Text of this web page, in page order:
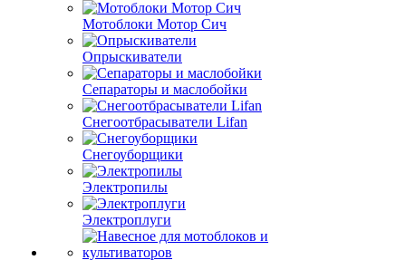
Мотоблоки Мотор Сич
Опрыскиватели
Сепараторы и маслобойки
Снегоотбрасыватели Lifan
Снегоуборщики
Электропилы
Электроплуги